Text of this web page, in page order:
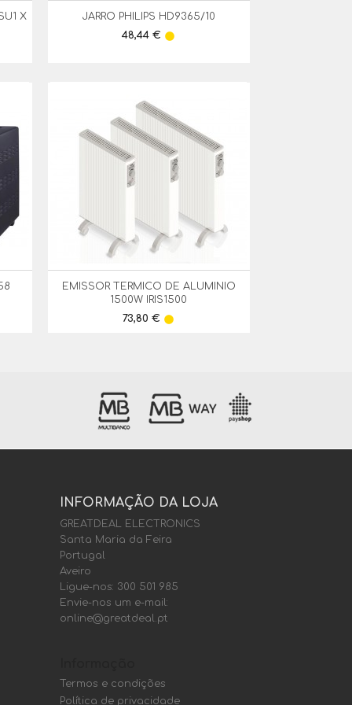
X
JARRO PHILIPS HD9365/10
Preço
48,44 € lens
Vista Rápida
EMISSOR TERMICO DE ALUMINIO
1500W IRIS1500
Preço
73,80 € lens
Vista Rápida
INFORMAÇÃO DA LOJA
GREATDEAL ELECTRONICS
Santa Maria da Feira
Portugal
Aveiro
Ligue-nos: 300 501 985
Envie-nos um e-mail:
online@greatdeal.pt
Termos e condições
Política de privacidade